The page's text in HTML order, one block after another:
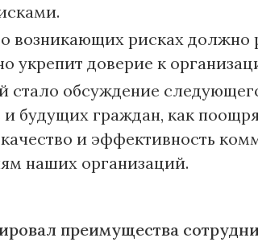
рисках должно
укрепит доверие к
обсуждение
будущих граждан, как
и эффективность
наших организаций.
преимущества